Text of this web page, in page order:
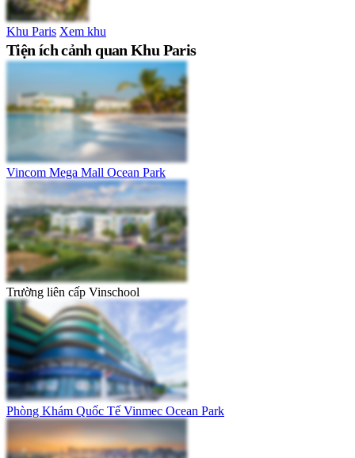
Khu Paris Xem khu
Tiện ích cảnh quan Khu Paris
Vincom Mega Mall Ocean Park
Trường liên cấp Vinschool
Phòng Khám Quốc Tế Vinmec Ocean Park